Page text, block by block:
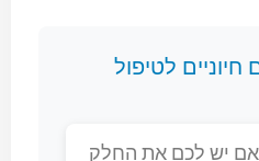
לטיפול
אם יש לכם את החלק